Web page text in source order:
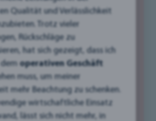
Elemente, wie Animationen und
Grafiken, das Engagement der
und die Marke zum Leben
Qualität und Verlässlichkeit
Trotz vieler
Rückschläge zu
hat sich gezeigt, dass ich
operativen Geschäft
muss, um meiner
mehr Beachtung zu schenken.
wirtschaftliche Einsatz
lässt sich nicht mehr, in